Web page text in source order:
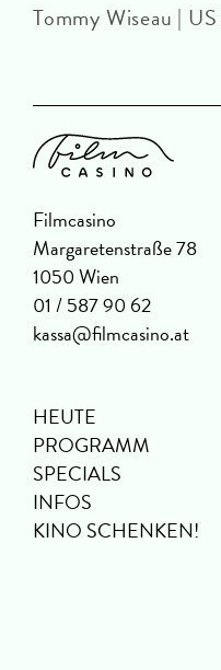
Tommy Wiseau |
Filmcasino
Margaretenstraße 78
1050 Wien
01 / 587 90 62
kassa@filmcasino.at
HEUTE
PROGRAMM
SPECIALS
INFOS
KINO SCHENKEN!